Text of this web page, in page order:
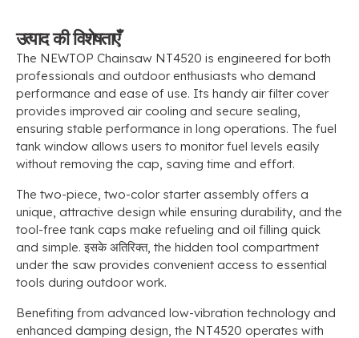
उत्पाद की विशेषताएँ
The NEWTOP Chainsaw NT4520 is engineered for both
professionals and outdoor enthusiasts who demand
performance and ease of use. Its handy air filter cover
provides improved air cooling and secure sealing,
ensuring stable performance in long operations. The fuel
tank window allows users to monitor fuel levels easily
without removing the cap, saving time and effort.
The two-piece, two-color starter assembly offers a
unique, attractive design while ensuring durability, and the
tool-free tank caps make refueling and oil filling quick
and simple. इसके अतिरिक्त, the hidden tool compartment
under the saw provides convenient access to essential
tools during outdoor work.
Benefiting from advanced low-vibration technology and
enhanced damping design, the NT4520 operates with